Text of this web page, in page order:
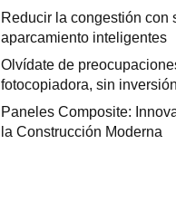
Reducir la congestión con
aparcamiento inteligentes
Olvídate de
fotocopiadora, sin
Paneles Composite:
la Construcción Moderna